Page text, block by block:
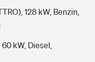
128 kW, Benzin,
kW, Diesel,